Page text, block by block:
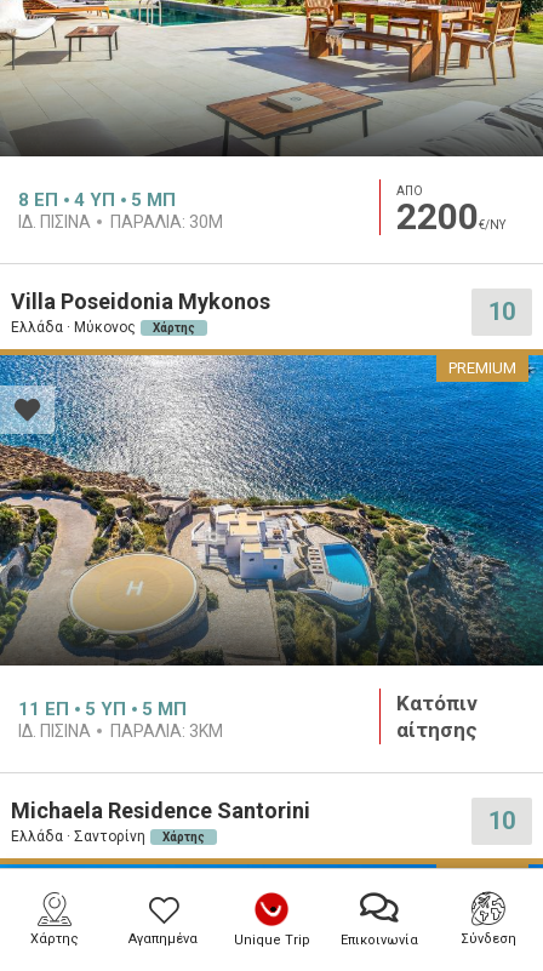
Χάρτης Αγαπημένα Unique Trip Επικοινωνία Σύνδεση
8 ΕΠ 4 ΥΠ 5 ΜΠ
ΙΔ. ΠΙΣΊΝΑ ΠΑΡΑΛΊΑ: 30M
ΑΠΟ
2200€/ΝΥ
Villa Poseidonia Mykonos
Ελλάδα · Μύκονος Χάρτης
10
PREMIUM
11 ΕΠ 5 ΥΠ 5 ΜΠ
ΙΔ. ΠΙΣΊΝΑ ΠΑΡΑΛΊΑ: 3KM
Κατόπιν
αίτησης
Michaela Residence Santorini
Ελλάδα · Σαντορίνη Χάρτης
10